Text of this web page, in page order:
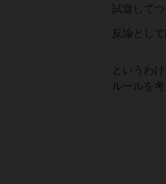
試遊して
反論として
というわ
ルールを